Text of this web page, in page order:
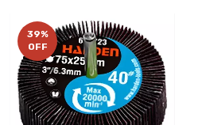
39%
OFF